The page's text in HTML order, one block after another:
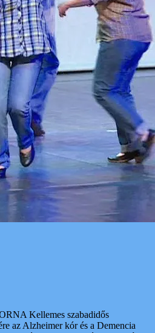
Kellemes szabadidős
az Alzheimer kór és a Demencia